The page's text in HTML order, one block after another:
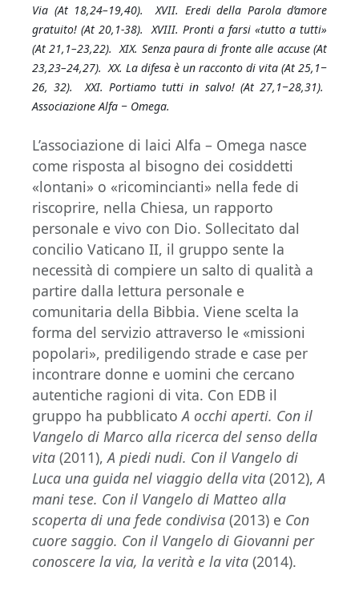
Via (At 18,24–19,40). XVII. Eredi della Parola d’amore
gratuito! (At 20,1-38). XVIII. Pronti a farsi «tutto a tutti»
(At 21,1–23,22). XIX. Senza paura di fronte alle accuse (At
23,23–24,27). XX. La difesa è un racconto di vita (At 25,1‒
26, 32). XXI. Portiamo tutti in salvo! (At 27,1‒28,31).
Associazione Alfa ‒ Omega.
L’associazione di laici Alfa – Omega nasce
come risposta al bisogno dei cosiddetti
«lontani» o «ricomincianti» nella fede di
riscoprire, nella Chiesa, un rapporto
personale e vivo con Dio. Sollecitato dal
concilio Vaticano II, il gruppo sente la
necessità di compiere un salto di qualità a
partire dalla lettura personale e
comunitaria della Bibbia. Viene scelta la
forma del servizio attraverso le «missioni
popolari», prediligendo strade e case per
incontrare donne e uomini che cercano
autentiche ragioni di vita. Con EDB il
gruppo ha pubblicatoA occhi aperti. Con il
Vangelo di Marco alla ricerca del senso della
vita (2011),A piedi nudi. Con il Vangelo di
Luca una guida nel viaggio della vita (2012),A
mani tese. Con il Vangelo di Matteo alla
scoperta di una fede condivisa (2013) e Con
cuore saggio. Con il Vangelo di Giovanni per
conoscere la via, la verità e la vita (2014).